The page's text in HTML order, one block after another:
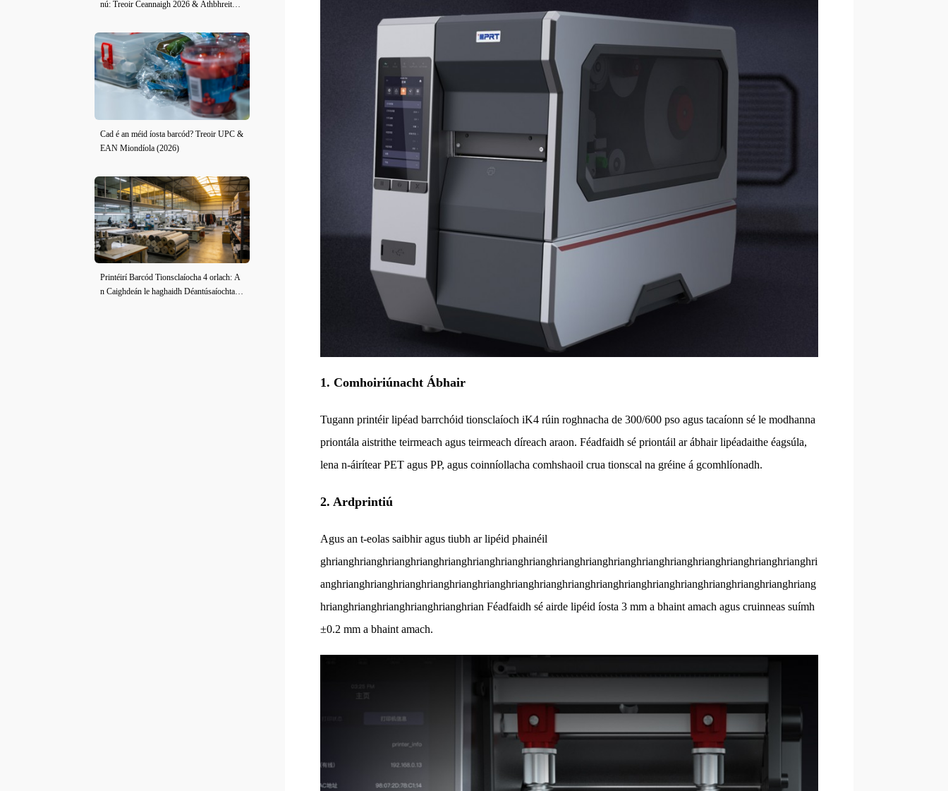
1. Comhoiriúnacht Ábhair
Tugann printéir lipéad barrchóid tionsclaíoch iK4 rúin roghnacha de 300/600 pso agus tacaíonn sé le modhanna
priontála aistrithe teirmeach agus teirmeach díreach araon. Féadfaidh sé priontáil ar ábhair lipéadaithe éagsúla,
lena n-áirítear PET agus PP, agus coinníollacha comhshaoil crua tionscal na gréine á gcomhlíonadh.
2. Ardprintiú
Agus an t-eolas saibhir agus tiubh ar lipéid phainéil
ghrianghrianghrianghrianghrianghrianghrianghrianghrianghrianghrianghrianghrianghrianghrianghrianghrianghri
anghrianghrianghrianghrianghrianghrianghrianghrianghrianghrianghrianghrianghrianghrianghrianghrianghriang
hrianghrianghrianghrianghrianghrian Féadfaidh sé airde lipéid íosta 3 mm a bhaint amach agus cruinneas suímh
±0.2 mm a bhaint amach.
nú: Treoir Ceannaigh 2026 & Athbhreithni
Cad é an méid íosta barcód? Treoir UPC &
EAN Miondíola (2026)
Printéirí Barcód Tionsclaíocha 4 orlach: A
n Caighdeán le haghaidh Déantúsaíochta É